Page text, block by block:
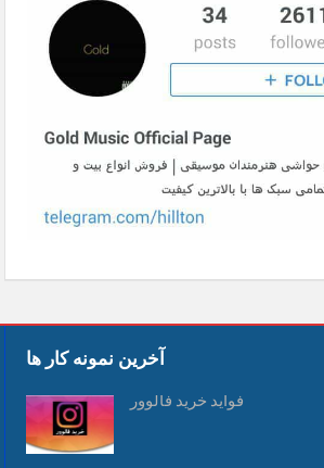
آخرین نمونه کار ها
فواید خرید فالوور